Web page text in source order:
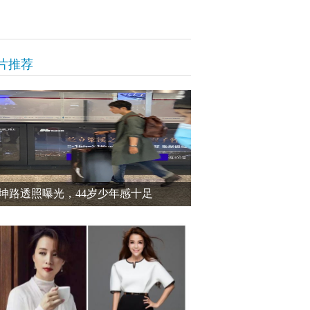
推荐
路透照曝光，44岁少年感十足